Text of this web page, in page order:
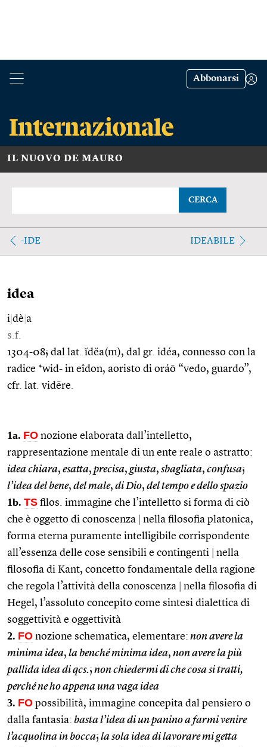
Abbonarsi
IL NUOVO DE MAURO
CERCA
-IDE IDEABILE
idea
i dè a
s.f.
1304-08; dal lat. ĭdĕa(m), dal gr. idéa, connesso con la
radice *wid- in eîdon, aoristo di oráō “vedo, guardo”,
cfr. lat. vidēre.
1a. FO nozione elaborata dall’intelletto,
rappresentazione mentale di un ente reale o astratto:
idea chiara, esatta, precisa, giusta, sbagliata, confusa;
l’idea del bene, del male, di Dio, del tempo e dello spazio
1b. TS filos. immagine che l’intelletto si forma di ciò
che è oggetto di conoscenza
nella filosofia platonica,
forma eterna puramente intelligibile corrispondente
all’essenza delle cose sensibili e contingenti
nella
filosofia di Kant, concetto fondamentale della ragione
che regola l’attività della conoscenza
nella filosofia di
Hegel, l’assoluto concepito come sintesi dialettica di
soggettività e oggettività
2. FO nozione schematica, elementare: non avere la
minima idea, la benché minima idea, non avere la più
pallida idea di qcs.; non chiedermi di che cosa si tratti,
perché ne ho appena una vaga idea
3. FO possibilità, immagine concepita dal pensiero o
dalla fantasia: basta l’idea di un panino a farmi venire
l’acquolina in bocca; la sola idea di lavorare mi getta